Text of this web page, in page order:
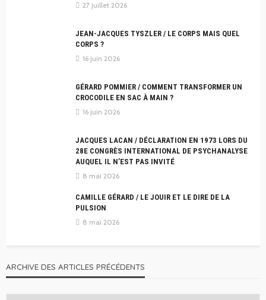
27 juillet 2026
JEAN-JACQUES TYSZLER / LE CORPS MAIS QUEL
CORPS ?
16 juin 2026
GÉRARD POMMIER / COMMENT TRANSFORMER UN
CROCODILE EN SAC À MAIN ?
16 juin 2026
JACQUES LACAN / DÉCLARATION EN 1973 LORS DU
28E CONGRÈS INTERNATIONAL DE PSYCHANALYSE
AUQUEL IL N’EST PAS INVITÉ
8 mai 2026
CAMILLE GÉRARD / LE JOUIR ET LE DIRE DE LA
PULSION
8 mai 2026
ARCHIVE DES ARTICLES PRÉCÉDENTS